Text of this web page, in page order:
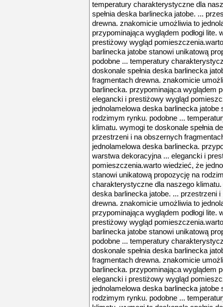
temperatury charakterystyczne dla
spełnia deska barlinecka jatobe. ...
drewna. znakomicie umożliwia to
przypominająca wyglądem podłogi lite.
prestiżowy wygląd
barlinecka jatobe stanowi unikatową
podobne ... temperatury
doskonale spełnia deska barlinecka
fragmentach drewna. znakomicie
barlinecka. przypominająca wyglądem
elegancki i prestiżowy wygląd
jednolamelowa deska barlinecka
rodzimym rynku. podobne ...
klimatu. wymogi te doskonale spełnia
przestrzeni i na obszernych
jednolamelowa deska barlinecka.
warstwa dekoracyjna ... elegancki i
pomieszczenia.warto wiedzieć, że
stanowi unikatową propozycję na
charakterystyczne dla naszego klimatu.
deska barlinecka jatobe. ... przestrzeni
drewna. znakomicie umożliwia to
przypominająca wyglądem podłogi lite.
prestiżowy wygląd
barlinecka jatobe stanowi unikatową
podobne ... temperatury
doskonale spełnia deska barlinecka
fragmentach drewna. znakomicie
barlinecka. przypominająca wyglądem
elegancki i prestiżowy wygląd
jednolamelowa deska barlinecka
rodzimym rynku. podobne ...